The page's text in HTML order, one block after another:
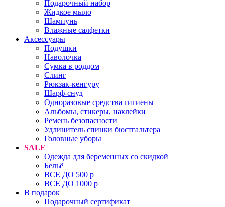
Подарочный набор
Жидкое мыло
Шампунь
Влажные салфетки
Аксессуары
Подушки
Наволочка
Сумка в роддом
Cлинг
Рюкзак-кенгуру
Шарф-снуд
Одноразовые средства гигиены
Альбомы, стикеры, наклейки
Ремень безопасности
Удлинитель спинки бюстгальтера
Головные уборы
SALE
Одежда для беременных со скидкой
Бельё
ВСЕ ДО 500 р
ВСЕ ДО 1000 р
В подарок
Подарочный сертификат